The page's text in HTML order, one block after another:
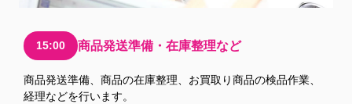
15:00 商品発送準備・在庫整理など
商品発送準備、商品の在庫整理、お買取り商品の検品作業、
経理などを行います。